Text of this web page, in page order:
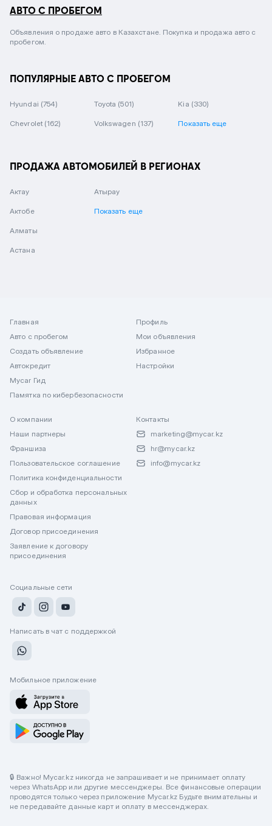
АВТО С ПРОБЕГОМ
Объявления о продаже авто в Казахстане. Покупка и продажа авто с
пробегом.
ПОПУЛЯРНЫЕ АВТО С ПРОБЕГОМ
Hyundai (754) Toyota (501) Kia (330)
Chevrolet (162) Volkswagen (137) Показать еще
ПРОДАЖА АВТОМОБИЛЕЙ В РЕГИОНАХ
Актау
Актобе
Алматы
Астана
Атырау
Показать еще
Главная
Авто с пробегом
Создать объявление
Автокредит
Mycar Гид
Памятка по кибербезопасности
Профиль
Мои объявления
Избранное
Настройки
О компании
Наши партнеры
Франшиза
Пользовательское соглашение
Политика конфиденциальности
Сбор и обработка персональных
данных
Правовая информация
Договор присоединения
Заявление к договору
присоединения
Контакты
marketing@mycar.kz
hr@mycar.kz
info@mycar.kz
Социальные сети
Написать в чат с поддержкой
Мобильное приложение
🔒 Важно! Mycar.kz никогда не запрашивает и не принимает оплату
через WhatsApp или другие мессенджеры. Все финансовые операции
проводятся только через приложение Mycar.kz Будьте внимательны и
не передавайте данные карт и оплату в мессенджерах.